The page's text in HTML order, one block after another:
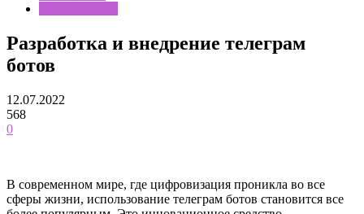
Разработка и внедрение телеграм
ботов
12.07.2022
568
0
В современном мире, где цифровизация проникла во все
сферы жизни, использование телеграм ботов становится все